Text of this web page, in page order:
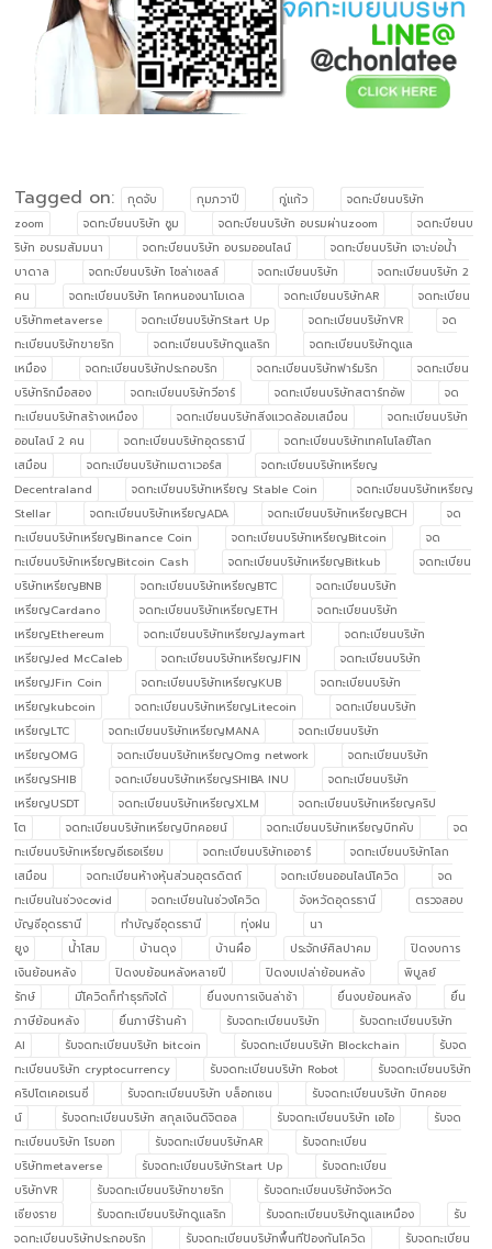
Tagged on: กุดจับ กุมภวาปี กู่แก้ว
จดทะบียนบริษัท
zoom
จดทะบียนบริษัท ซูม จดทะบียนบริษัท อบรมผ่านzoom
จดทะบียนบ
ริษัท อบรมสัมมนา
จดทะบียนบริษัท อบรมออนไลน์
จดทะบียนบริษัท เจาะบ่อน้ำ
บาดาล
จดทะบียนบริษัท โซล่าเซลล์ จดทะเบียนบริษัท
จดทะเบียนบริษัท 2
คน
จดทะเบียนบริษัท โคกหนองนาโมเดล จดทะเบียนบริษัทAR
จดทะเบียน
บริษัทmetaverse
จดทะเบียนบริษัทStart Up จดทะเบียนบริษัทVR
จด
ทะเบียนบริษัทขายริก
จดทะเบียนบริษัทดูแลริก
จดทะเบียนบริษัทดูแล
เหมือง
จดทะเบียนบริษัทประกอบริก จดทะเบียนบริษัทฟาร์มริก
จดทะเบียน
บริษัทริกมือสอง
จดทะเบียนบริษัทวีอาร์ จดทะเบียนบริษัทสตาร์ทอัพ
จด
ทะเบียนบริษัทสร้างเหมือง
จดทะเบียนบริษัทสิ่งแวดล้อมเสมือน
จดทะเบียนบริษัท
ออนไลน์ 2 คน
จดทะเบียนบริษัทอุดรธานี
จดทะเบียนบริษัทเทคโนโลยีโลก
เสมือน
จดทะเบียนบริษัทเมตาเวอร์ส
จดทะเบียนบริษัทเหรียญ
Decentraland
จดทะเบียนบริษัทเหรียญ Stable Coin
จดทะเบียนบริษัทเหรียญ
Stellar
จดทะเบียนบริษัทเหรียญADA จดทะเบียนบริษัทเหรียญBCH
จด
ทะเบียนบริษัทเหรียญBinance Coin
จดทะเบียนบริษัทเหรียญBitcoin
จด
ทะเบียนบริษัทเหรียญBitcoin Cash
จดทะเบียนบริษัทเหรียญBitkub
จดทะเบียน
บริษัทเหรียญBNB
จดทะเบียนบริษัทเหรียญBTC
จดทะเบียนบริษัท
เหรียญCardano
จดทะเบียนบริษัทเหรียญETH
จดทะเบียนบริษัท
เหรียญEthereum
จดทะเบียนบริษัทเหรียญJaymart
จดทะเบียนบริษัท
เหรียญJed McCaleb
จดทะเบียนบริษัทเหรียญJFIN
จดทะเบียนบริษัท
เหรียญJFin Coin
จดทะเบียนบริษัทเหรียญKUB
จดทะเบียนบริษัท
เหรียญkubcoin
จดทะเบียนบริษัทเหรียญLitecoin
จดทะเบียนบริษัท
เหรียญLTC
จดทะเบียนบริษัทเหรียญMANA
จดทะเบียนบริษัท
เหรียญOMG
จดทะเบียนบริษัทเหรียญOmg network
จดทะเบียนบริษัท
เหรียญSHIB
จดทะเบียนบริษัทเหรียญSHIBA INU
จดทะเบียนบริษัท
เหรียญUSDT
จดทะเบียนบริษัทเหรียญXLM
จดทะเบียนบริษัทเหรียญคริป
โต
จดทะเบียนบริษัทเหรียญบิทคอยน์ จดทะเบียนบริษัทเหรียญบิทคับ
จด
ทะเบียนบริษัทเหรียญอีเธอเรียม
จดทะเบียนบริษัทเออาร์
จดทะเบียนบริษัทโลก
เสมือน
จดทะเบียนห้างหุ้นส่วนอุตรดิตถ์ จดทะเบียนออนไลน์โควิด
จด
ทะเบียนในช่วงcovid
จดทะเบียนในช่วงโควิด จังหวัดอุดรธานี
ตรวจสอบ
บัญชีอุดรธานี
ทำบัญชีอุดรธานี ทุ่งฝน
นา
ยูง
น้ำโสม บ้านดุง บ้านผือ ประจักษ์ศิลปาคม
ปิดงบการ
เงินย้อนหลัง
ปิดงบย้อนหลังหลายปี ปิดงบเปล่าย้อนหลัง
พิบูลย์
รักษ์
มีโควิดก็ทำธุรกิจได้ ยื่นงบการเงินล่าช้า ยื่นงบย้อนหลัง
ยื่น
ภาษีย้อนหลัง
ยื่นภาษีร้านค้า รับจดทะเบียนบริษัท
รับจดทะเบียนบริษัท
AI
รับจดทะเบียนบริษัท bitcoin รับจดทะเบียนบริษัท Blockchain
รับจด
ทะเบียนบริษัท cryptocurrency
รับจดทะเบียนบริษัท Robot
รับจดทะเบียนบริษัท
คริปโตเคอเรนซี่
รับจดทะเบียนบริษัท บล็อกเชน
รับจดทะเบียนบริษัท บิทคอย
น์
รับจดทะเบียนบริษัท สกุลเงินดิจิตอล รับจดทะเบียนบริษัท เอไอ
รับจด
ทะเบียนบริษัท โรบอท
รับจดทะเบียนบริษัทAR
รับจดทะเบียน
บริษัทmetaverse
รับจดทะเบียนบริษัทStart Up
รับจดทะเบียน
บริษัทVR
รับจดทะเบียนบริษัทขายริก
รับจดทะเบียนบริษัทจังหวัด
เชียงราย
รับจดทะเบียนบริษัทดูแลริก รับจดทะเบียนบริษัทดูแลเหมือง
รับ
จดทะเบียนบริษัทประกอบริก
รับจดทะเบียนบริษัทพื้นทีป้องกันโควิด
รับจดทะเบียน